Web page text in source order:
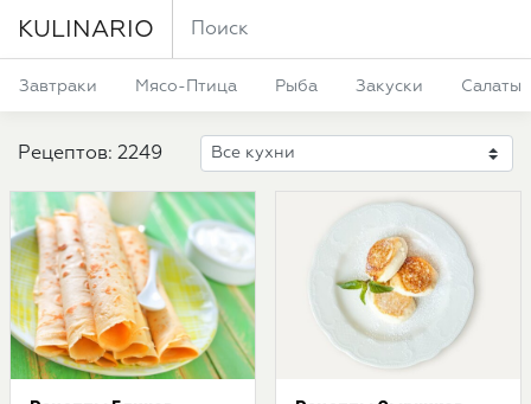
KULINARIO
Завтраки Мясо-Птица Рыба Закуски Салаты
Рецептов: 2249